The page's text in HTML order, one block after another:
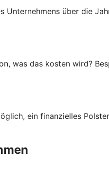
Unternehmens über die
was das kosten wird?
ein finanzielles